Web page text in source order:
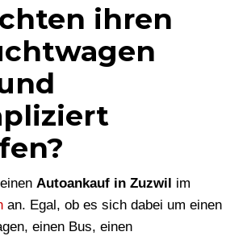
ihren
Autoankauf in Zuzwil im
an. Egal, ob es sich dabei um einen
einen Bus, einen